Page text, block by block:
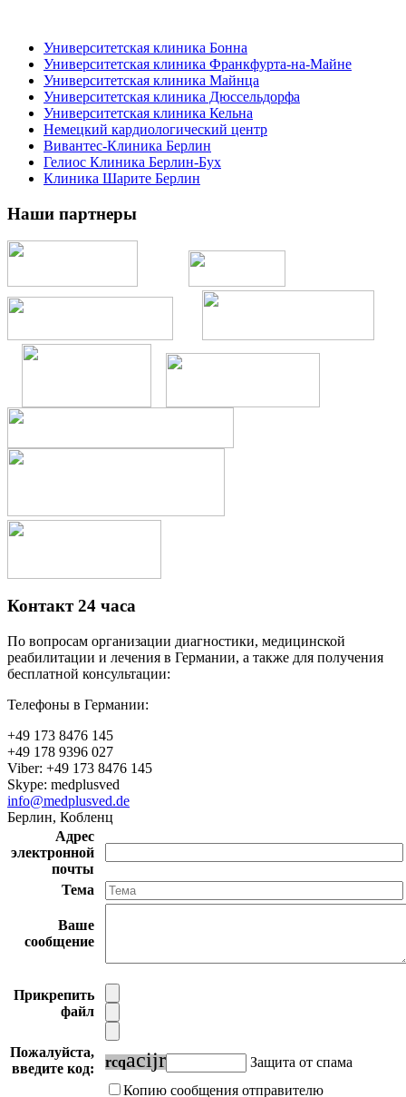
Университетская клиника Бонна
Университетская клиника Франкфурта-на-Майне
Университетская клиника Майнца
Университетская клиника Дюссельдорфа
Университетская клиника Кельна
Немецкий кардиологический центр
Вивантес-Клиника Берлин
Гелиос Клиника Берлин-Бух
Клиника Шарите Берлин
Наши партнеры
Контакт 24 часа
По вопросам организации диагностики, медицинской
реабилитации и лечения в Германии, а также для получения
бесплатной консультации:
Телефоны в Германии:
+49 173 8476 145
+49 178 9396 027
Viber: +49 173 8476 145
Skype: medplusved
info@medplusved.de
Берлин, Кобленц
Адрес
электронной
почты
Тема
Ваше
сообщение
Прикрепить
файл
Пожалуйста,
введите код:
rcqacijr
Защита от спама
Копию сообщения отправителю